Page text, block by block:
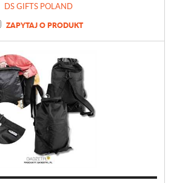
DS GIFTS POLAND
ZAPYTAJ O PRODUKT